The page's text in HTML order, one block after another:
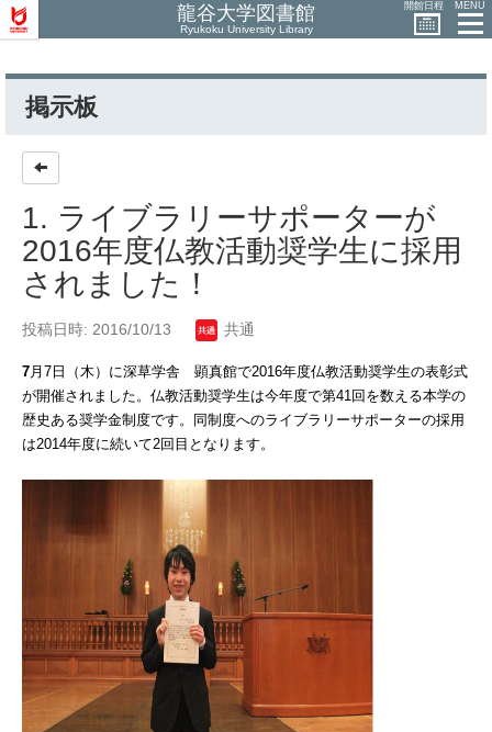
龍谷大学図書館
Ryukoku University Library
開館日程 MENU
掲示板
1. ライブラリーサポーターが
2016年度仏教活動奨学生に採用
されました！
投稿日時: 2016/10/13 共通
7月 7 日（木）に深草学舎 顕真館で2016年度仏教活動奨学生の表彰式
が開催されました。仏教活動奨学生は今年度で第41回を数える本学の
歴史ある奨学金制度です。同制度へのライブラリーサポーターの採用
は2014年度に続いて2回目となります。